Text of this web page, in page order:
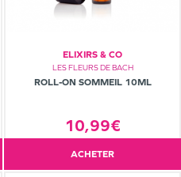
ELIXIRS & CO
LES FLEURS DE BACH
ROLL-ON SOMMEIL 10ML
10,99€
ACHETER